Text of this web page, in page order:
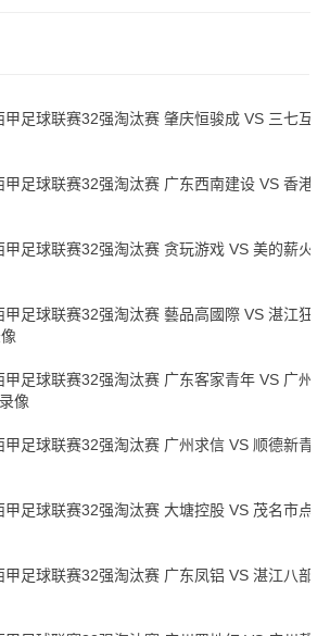
足球联赛32强淘汰赛 肇庆恒骏成 VS 三七互娱
足球联赛32强淘汰赛 广东西南建设 VS 香港圣
足球联赛32强淘汰赛 贪玩游戏 VS 美的薪火
足球联赛32强淘汰赛 藝品高國際 VS 湛江狂狼
足球联赛32强淘汰赛 广东客家青年 VS 广州英
像
足球联赛32强淘汰赛 广州求信 VS 顺德新青年
足球联赛32强淘汰赛 大塘控股 VS 茂名市点都
足球联赛32强淘汰赛 广东凤铝 VS 湛江八部科